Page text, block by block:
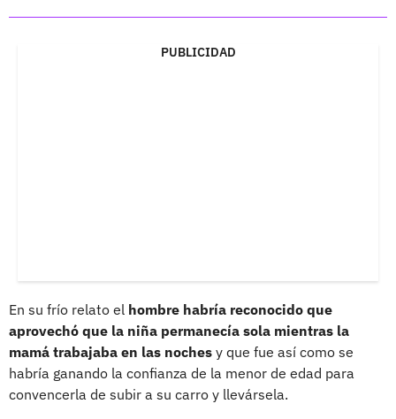
PUBLICIDAD
En su frío relato el hombre habría reconocido que
aprovechó que la niña permanecía sola mientras la
mamá trabajaba en las noches y que fue así como se
habría ganando la confianza de la menor de edad para
convencerla de subir a su carro y llevársela.